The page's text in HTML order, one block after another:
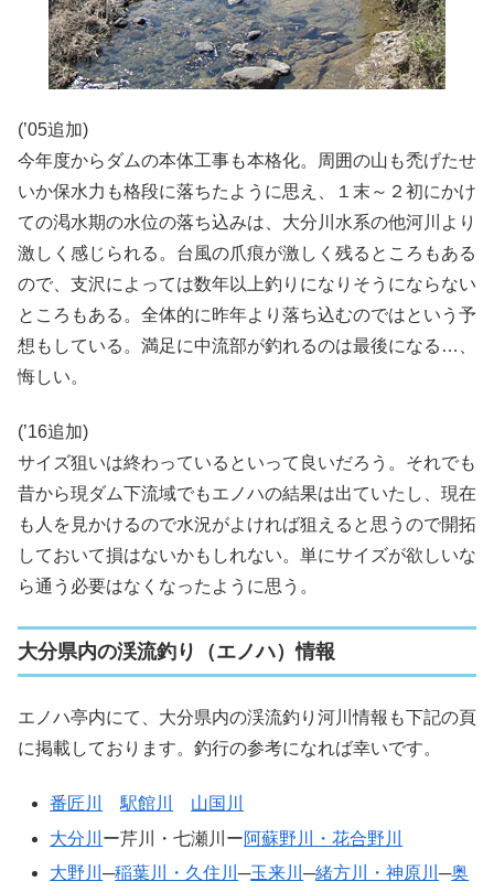
(’05追加)
今年度からダムの本体工事も本格化。周囲の山も禿げたせ
いか保水力も格段に落ちたように思え、１末～２初にかけ
ての渇水期の水位の落ち込みは、大分川水系の他河川より
激しく感じられる。台風の爪痕が激しく残るところもある
ので、支沢によっては数年以上釣りになりそうにならない
ところもある。全体的に昨年より落ち込むのではという予
想もしている。満足に中流部が釣れるのは最後になる…、
悔しい。
(’16追加)
サイズ狙いは終わっているといって良いだろう。それでも
昔から現ダム下流域でもエノハの結果は出ていたし、現在
も人を見かけるので水況がよければ狙えると思うので開拓
しておいて損はないかもしれない。単にサイズが欲しいな
ら通う必要はなくなったように思う。
大分県内の渓流釣り（エノハ）情報
エノハ亭内にて、大分県内の渓流釣り河川情報も下記の頁
に掲載しております。釣行の参考になれば幸いです。
番匠川 駅館川
山国川
大分川 ー芹川・七瀬川ー阿蘇野川・花合野川
大野川─稲葉川・久住川─玉来川─緒方川・神原川─奥